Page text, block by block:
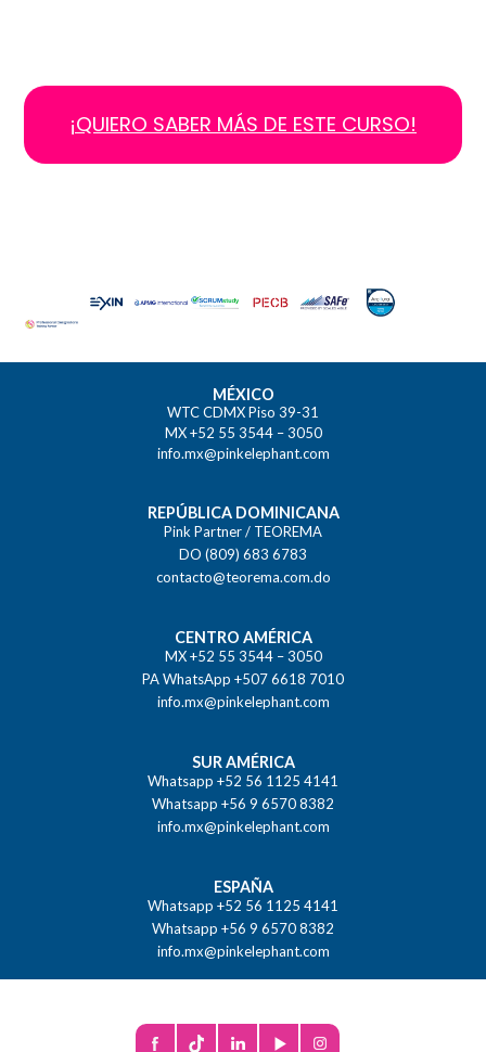
¡QUIERO SABER MÁS DE ESTE CURSO!
MÉXICO
WTC CDMX Piso 39-31
MX +52 55 3544 – 3050
info.mx@pinkelephant.com
REPÚBLICA DOMINICANA
Pink Partner / TEOREMA
DO (809) 683 6783
contacto@teorema.com.do
CENTRO AMÉRICA
MX +52 55 3544 – 3050
PA WhatsApp +507 6618 7010
info.mx@pinkelephant.com
SUR AMÉRICA
Whatsapp +52 56 1125 4141
Whatsapp +56 9 6570 8382
info.mx@pinkelephant.com
ESPAÑA
Whatsapp +52 56 1125 4141
Whatsapp +56 9 6570 8382
info.mx@pinkelephant.com